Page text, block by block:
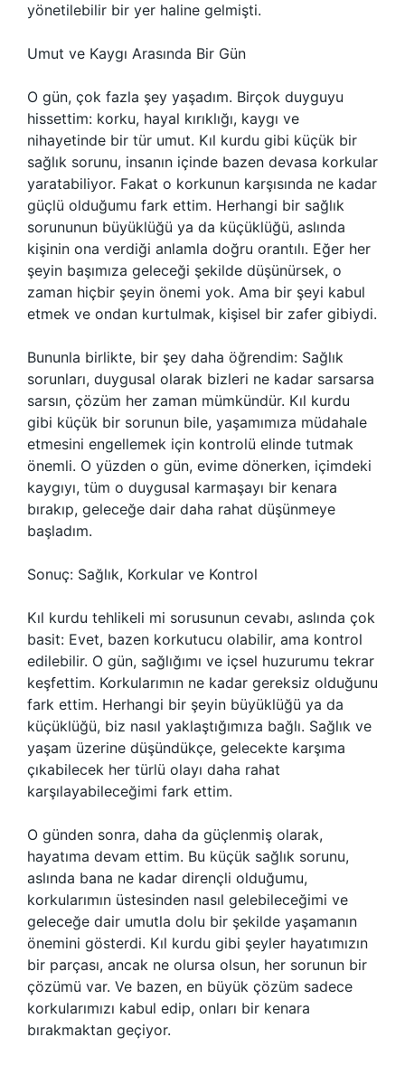
yönetilebilir bir yer haline gelmişti.
Umut ve Kaygı Arasında Bir Gün
O gün, çok fazla şey yaşadım. Birçok duyguyu
hissettim: korku, hayal kırıklığı, kaygı ve
nihayetinde bir tür umut. Kıl kurdu gibi küçük bir
sağlık sorunu, insanın içinde bazen devasa korkular
yaratabiliyor. Fakat o korkunun karşısında ne kadar
güçlü olduğumu fark ettim. Herhangi bir sağlık
sorununun büyüklüğü ya da küçüklüğü, aslında
kişinin ona verdiği anlamla doğru orantılı. Eğer her
şeyin başımıza geleceği şekilde düşünürsek, o
zaman hiçbir şeyin önemi yok. Ama bir şeyi kabul
etmek ve ondan kurtulmak, kişisel bir zafer gibiydi.
Bununla birlikte, bir şey daha öğrendim: Sağlık
sorunları, duygusal olarak bizleri ne kadar sarsarsa
sarsın, çözüm her zaman mümkündür. Kıl kurdu
gibi küçük bir sorunun bile, yaşamımıza müdahale
etmesini engellemek için kontrolü elinde tutmak
önemli. O yüzden o gün, evime dönerken, içimdeki
kaygıyı, tüm o duygusal karmaşayı bir kenara
bırakıp, geleceğe dair daha rahat düşünmeye
başladım.
Sonuç: Sağlık, Korkular ve Kontrol
Kıl kurdu tehlikeli mi sorusunun cevabı, aslında çok
basit: Evet, bazen korkutucu olabilir, ama kontrol
edilebilir. O gün, sağlığımı ve içsel huzurumu tekrar
keşfettim. Korkularımın ne kadar gereksiz olduğunu
fark ettim. Herhangi bir şeyin büyüklüğü ya da
küçüklüğü, biz nasıl yaklaştığımıza bağlı. Sağlık ve
yaşam üzerine düşündükçe, gelecekte karşıma
çıkabilecek her türlü olayı daha rahat
karşılayabileceğimi fark ettim.
O günden sonra, daha da güçlenmiş olarak,
hayatıma devam ettim. Bu küçük sağlık sorunu,
aslında bana ne kadar dirençli olduğumu,
korkularımın üstesinden nasıl gelebileceğimi ve
geleceğe dair umutla dolu bir şekilde yaşamanın
önemini gösterdi. Kıl kurdu gibi şeyler hayatımızın
bir parçası, ancak ne olursa olsun, her sorunun bir
çözümü var. Ve bazen, en büyük çözüm sadece
korkularımızı kabul edip, onları bir kenara
bırakmaktan geçiyor.